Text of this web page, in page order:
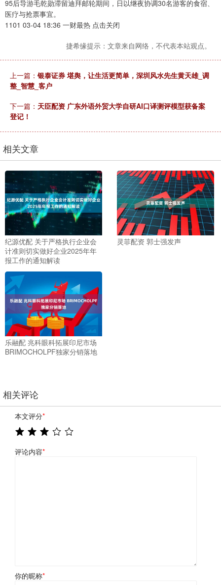
95后导游毛乾勋滞留迪拜邮轮期间，日以继夜协调30名游客的食宿、
医疗与抢票事宜。
1101 03-04 18:36 一财最热 点击关闭
捷希缘提示：文章来自网络，不代表本站观点。
上一篇： 银泰证券 堪舆，让生活更简单，深圳风水先生黄天雄_调
整_智慧_客户
下一篇： 天臣配资 广东外语外贸大学自研AI口译测评模型获备案
登记！
相关文章
纪源优配 关于严格执行企业会
计准则切实做好企业2025年年
报工作的通知解读
灵菲配资 郭士强发声
乐融配 兆科眼科拓展印尼市场
BRIMOCHOLPF独家分销落地
相关评论
本文评分*
评论内容*
你的昵称*